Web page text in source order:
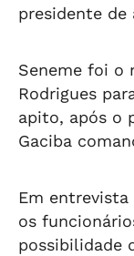
presidente de
Seneme foi o
Rodrigues
apito, após o
Gaciba
Em entrevista
os
possibilidade